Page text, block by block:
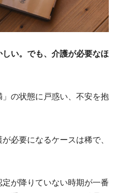
い。でも、介護が必要なほ
の状態に戸惑い、不安を抱
必要になるケースは稀で、
が降りていない時期が一番